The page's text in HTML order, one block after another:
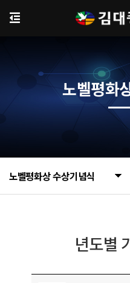
노벨평화상 수상기념식
노벨평화
년도별